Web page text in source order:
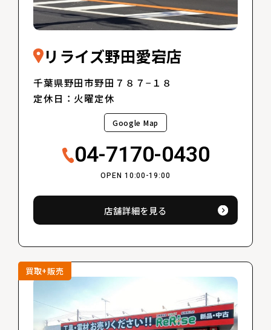
リライズ野田愛宕店
千葉県野田市野田７８７−１８
定休日：火曜定休
Google Map
04-7170-0430
OPEN 10:00-19:00
店舗詳細を見る
買取+販売